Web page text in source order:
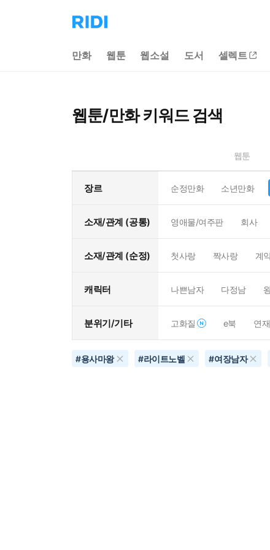
리
디
으
만화 웹툰 웹소설 도서 셀렉트
웹툰/만화 키워드 검색
웹툰
장르 순정만화 소년만화
소재/관계 (공통) 영애물/여주판 회사
소재/관계 (순정) 첫사랑 짝사랑 계
캐릭터 나쁜남자 다정남
분위기/기타 고화질 e북 연재
#용사마왕 #라이트노벨 #여장남자